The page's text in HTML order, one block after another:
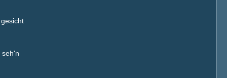
seh'n